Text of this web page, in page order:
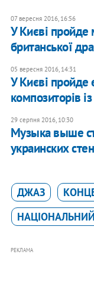
07 вересня 2016, 16:56
У Києві пройде
британської
05 вересня 2016, 14:31
У Києві пройде
композиторів
29 серпня 2016, 10:30
Музыка выше
украинских стен
ДЖАЗ
РЕКЛАМА